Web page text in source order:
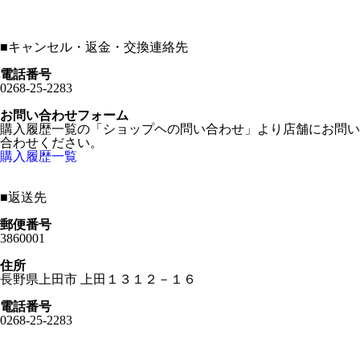
■キャンセル・返金・交換連絡先
電話番号
0268-25-2283
お問い合わせフォーム
購入履歴一覧の「ショップヘの問い合わせ」より店舗にお問い
合わせください。
購入履歴一覧
■返送先
郵便番号
3860001
住所
長野県上田市 上田１３１２－１６
電話番号
0268-25-2283